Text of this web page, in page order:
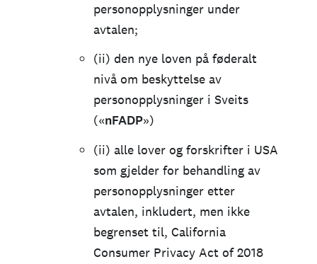
personopplysninger under
avtalen;
(ii) den nye loven på føderalt
nivå om beskyttelse av
personopplysninger i Sveits
(«nFADP»)
(ii) alle lover og forskrifter i USA
som gjelder for behandling av
personopplysninger etter
avtalen, inkludert, men ikke
begrenset til, California
Consumer Privacy Act of 2018